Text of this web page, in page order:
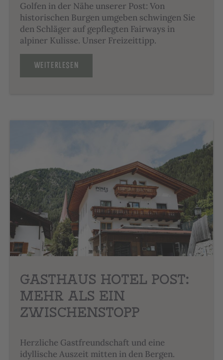
Golfen in der Nähe unserer Post: Von
historischen Burgen umgeben schwingen Sie
den Schläger auf gepflegten Fairways in
alpiner Kulisse. Unser Freizeittipp.
WEITERLESEN
GASTHAUS HOTEL POST:
MEHR ALS EIN
ZWISCHENSTOPP
Herzliche Gastfreundschaft und eine
idyllische Auszeit mitten in den Bergen.